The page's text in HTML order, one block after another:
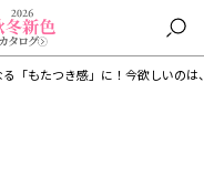
「もたつき感」に！今欲しいの